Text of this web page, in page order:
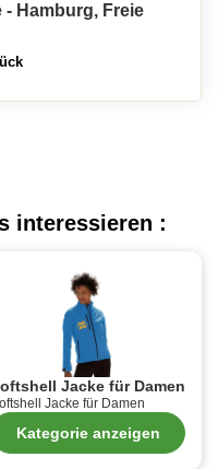
Hamburg, Freie
interessieren :
Jacke für Damen
Jacke für Damen
Kategorie anzeigen